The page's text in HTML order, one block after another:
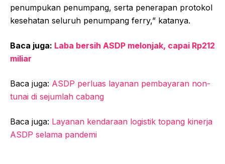
penumpukan penumpang, serta penerapan protokol
kesehatan seluruh penumpang ferry,” katanya.
Baca juga: Laba bersih ASDP melonjak, capai Rp212
miliar
Baca juga: ASDP perluas layanan pembayaran non-
tunai di sejumlah cabang
Baca juga: Layanan kendaraan logistik topang kinerja
ASDP selama pandemi